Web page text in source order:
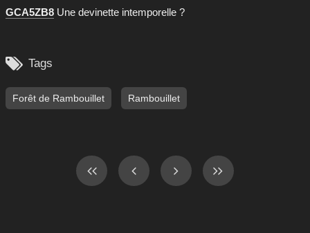
GCA5ZB8 Une devinette intemporelle ?
 Tags
Forêt de Rambouillet Rambouillet